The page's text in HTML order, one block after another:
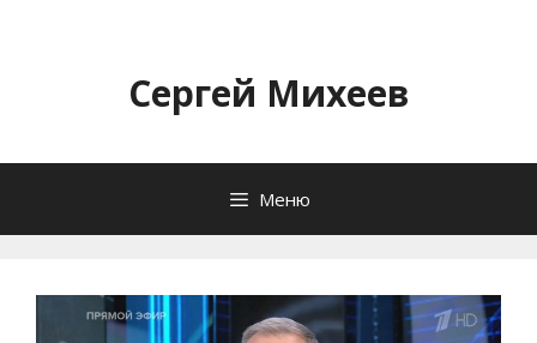
содержимомуСергей Михеев
Меню